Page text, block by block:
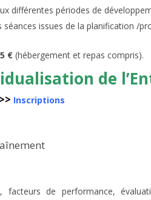
différentes périodes de
séances issues de la planification /
€ (hébergement et repas compris).
de
>> Inscriptions
facteurs de performance,